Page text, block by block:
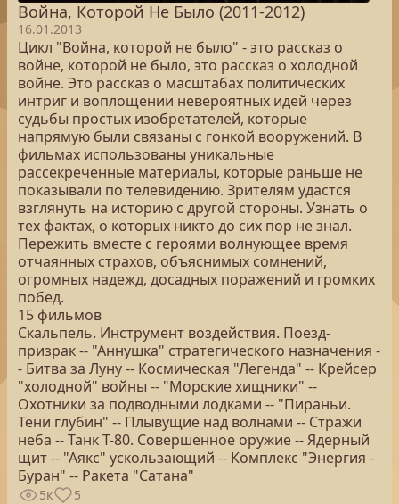
Война, Которой Не Было (2011-2012)
16.01.2013
Цикл "Война, которой не было" - это рассказ о
войне, которой не было, это рассказ о холодной
войне. Это рассказ о масштабах политических
интриг и воплощении невероятных идей через
судьбы простых изобретателей, которые
напрямую были связаны с гонкой вооружений. В
фильмах использованы уникальные
рассекреченные материалы, которые раньше не
показывали по телевидению. Зрителям удастся
взглянуть на историю с другой стороны. Узнать о
тех фактах, о которых никто до сих пор не знал.
Пережить вместе с героями волнующее время
отчаянных страхов, объяснимых сомнений,
огромных надежд, досадных поражений и громких
побед.
15 фильмов
Скальпель. Инструмент воздействия. Поезд-
призрак -- "Аннушка" стратегического назначения -
- Битва за Луну -- Космическая "Легенда" -- Крейсер
"холодной" войны -- "Морские хищники" --
Охотники за подводными лодками -- "Пираньи.
Тени глубин" -- Плывущие над волнами -- Стражи
неба -- Танк Т-80. Совершенное оружие -- Ядерный
щит -- "Аякс" ускользающий -- Комплекс "Энергия -
Буран" -- Ракета "Сатана"
5к 5